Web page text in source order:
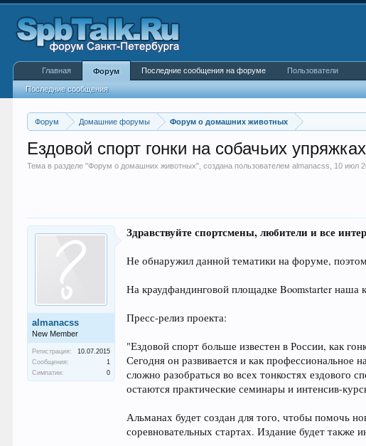
Форум Домашние форумы Форум о домашних животных
Ездовой спорт гонки на собачьих
Тема в разделе "Форум о домашних животных", создана пользователемalmanacss 10 июл
almanacss
New Member
Регистрация:
10.07.2015
Сообщения:
1
Симпатии:
0
Здравствуйте спортсмены, любители и все
Не обнаружил данной тематики на форуме,
На краудфандинговой площадке Boomstarter наша
Пресс-релиз проекта:
"Ездовой спорт больше известен в России, как
Сегодня он развивается и как профессиональное
сложно разобраться во всех тонкостях
остаются практические семинары и интенсив-
Альманах будет создан для того, чтобы помочь
соревновательных стартах. Издание будет также
Главная Форум
Последние сообщения
Последние сообщения на форуме Пользователи